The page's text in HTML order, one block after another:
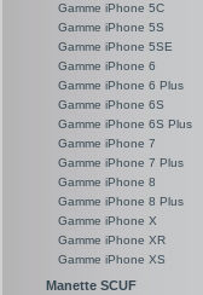
Gamme iPhone 5C
Gamme iPhone 5S
Gamme iPhone 5SE
Gamme iPhone 6
Gamme iPhone 6 Plus
Gamme iPhone 6S
Gamme iPhone 6S Plus
Gamme iPhone 7
Gamme iPhone 7 Plus
Gamme iPhone 8
Gamme iPhone 8 Plus
Gamme iPhone X
Gamme iPhone XR
Gamme iPhone XS
Manette SCUF